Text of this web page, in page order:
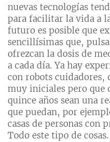
nuevas tecnologías
para facilitar la vida a
futuro es posible que
sencillísimas que,
ofrezcan la dosis de
a cada día. Ya hay
con robots cuidadores,
muy iniciales pero que
quince años sean una
que puedan, por
casas de personas con
Todo este tipo de cosas.